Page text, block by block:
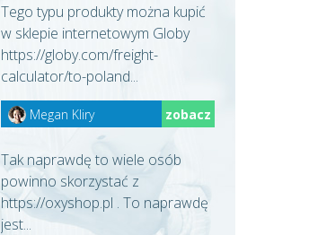
Tego typu produkty można kupić
w sklepie internetowym Globy
https://globy.com/freight-
calculator/to-poland...
Megan Kliry zobacz
Tak naprawdę to wiele osób
powinno skorzystać z
https://oxyshop.pl . To naprawdę
jest...